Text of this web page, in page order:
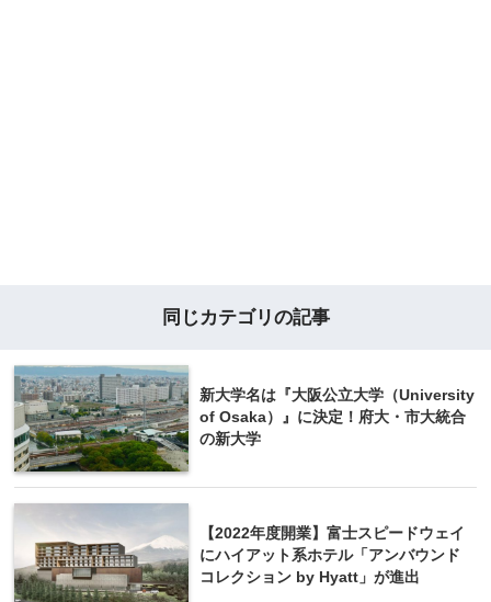
同じカテゴリの記事
新大学名は『大阪公立大学（University
of Osaka）』に決定！府大・市大統合
の新大学
【2022年度開業】富士スピードウェイ
にハイアット系ホテル「アンバウンド
コレクション by Hyatt」が進出